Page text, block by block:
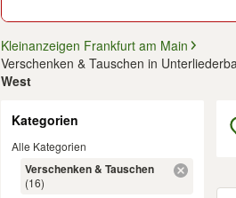
Kleinanzeigen Frankfurt am Main
Verschenken & Tauschen in
West
Kategorien
Alle Kategorien
Verschenken & Tauschen
(16)